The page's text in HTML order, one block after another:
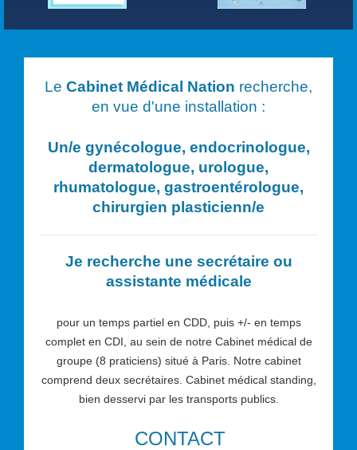
Le Cabinet Médical Nation recherche,
en vue d'une installation :
Un/e gynécologue, endocrinologue,
dermatologue, urologue,
rhumatologue, gastroentérologue,
chirurgien plasticienn/e
Je recherche une secrétaire ou
assistante médicale
pour un temps partiel en CDD, puis +/- en temps
complet en CDI, au sein de notre Cabinet médical de
groupe (8 praticiens) situé à Paris. Notre cabinet
comprend deux secrétaires. Cabinet médical standing,
bien desservi par les transports publics.
CONTACT